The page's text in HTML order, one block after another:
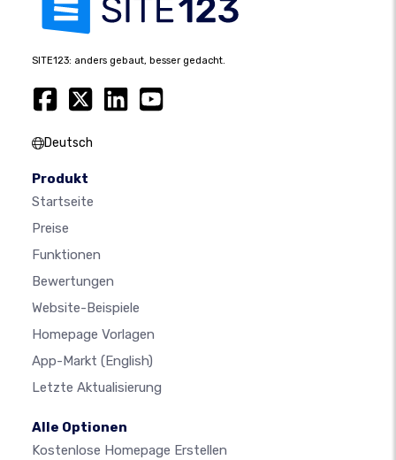
SITE123: anders gebaut, besser gedacht.
Deutsch
Produkt
Startseite
Preise
Funktionen
Bewertungen
Website-Beispiele
Homepage Vorlagen
App-Markt (English)
Letzte Aktualisierung
Alle Optionen
Kostenlose Homepage Erstellen